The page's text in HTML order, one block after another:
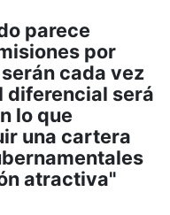
parece
por
cada vez
diferencial será
lo que
una cartera
atractiva"